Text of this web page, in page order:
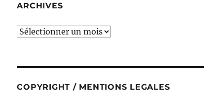
ARCHIVES
ARCHIVES
COPYRIGHT / MENTIONS LEGALES